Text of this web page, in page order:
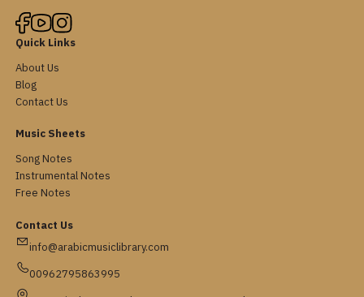
Quick Links
About Us
Blog
Contact Us
Music Sheets
Song Notes
Instrumental Notes
Free Notes
Contact Us
info@arabicmusiclibrary.com
00962795863995